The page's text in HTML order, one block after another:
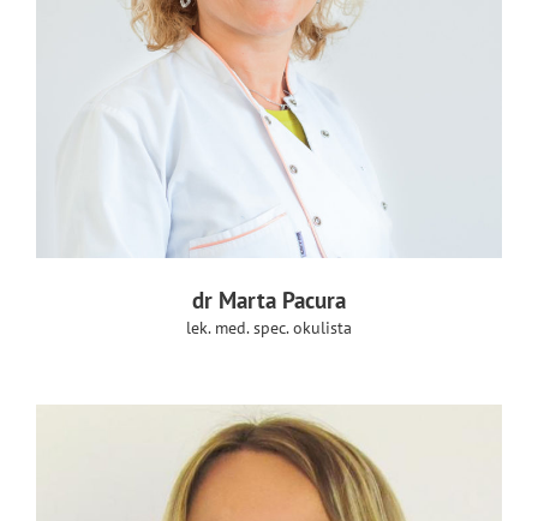
dr Marta Pacura
lek. med. spec. okulista